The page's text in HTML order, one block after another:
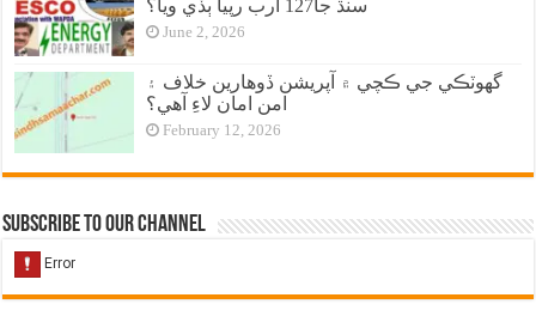
سنڌ جا127 ارب رپيا ٻڏي ويا؟
June 2, 2026
گهوٽڪي جي ڪچي ۾ آپريشن ڏوهارين خلاف ۽
امن امان لاءِ آهي؟
February 12, 2026
Subscribe to our Channel